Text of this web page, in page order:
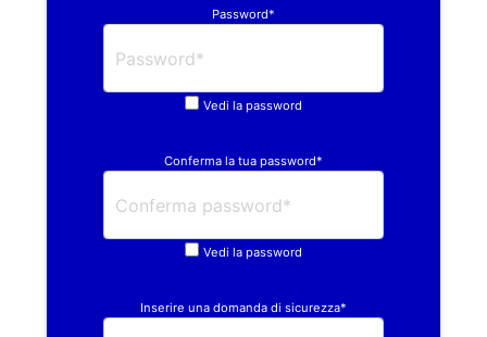
Password*
Vedi la password
Conferma la tua password*
Vedi la password
Inserire una domanda di sicurezza*